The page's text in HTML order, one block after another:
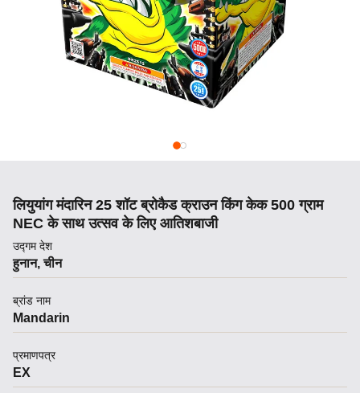
लियुयांग मंदारिन 25 शॉट ब्रोकैड क्राउन किंग केक 500 ग्राम
NEC के साथ उत्सव के लिए आतिशबाजी
उद्गम देश
हुनान, चीन
ब्रांड नाम
Mandarin
प्रमाणपत्र
EX